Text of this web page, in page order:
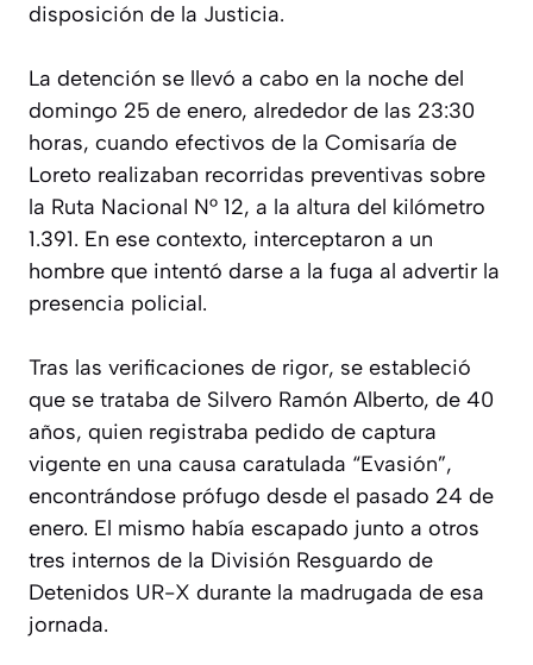
disposición de la Justicia.
La detención se llevó a cabo en la noche del
domingo 25 de enero, alrededor de las 23:30
horas, cuando efectivos de la Comisaría de
Loreto realizaban recorridas preventivas sobre
la Ruta Nacional N° 12, a la altura del kilómetro
1.391. En ese contexto, interceptaron a un
hombre que intentó darse a la fuga al advertir la
presencia policial.
Tras las verificaciones de rigor, se estableció
que se trataba de Silvero Ramón Alberto, de 40
años, quien registraba pedido de captura
vigente en una causa caratulada “Evasión”,
encontrándose prófugo desde el pasado 24 de
enero. El mismo había escapado junto a otros
tres internos de la División Resguardo de
Detenidos UR-X durante la madrugada de esa
jornada.